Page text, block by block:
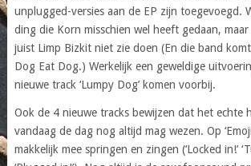
unplugged-versies aan de EP zijn toegevoegd.
ding die Korn misschien wel heeft gedaan,
juist Limp Bizkit niet zie doen (En die band
Dog Eat Dog.) Werkelijk een geweldige
nieuwe track ‘Lumpy Dog’ komen voorbij.
Ook de 4 nieuwe tracks bewijzen dat het echte
vandaag de dag nog altijd mag wezen. Op
makkelijk mee springen en zingen (‘Locked in!’